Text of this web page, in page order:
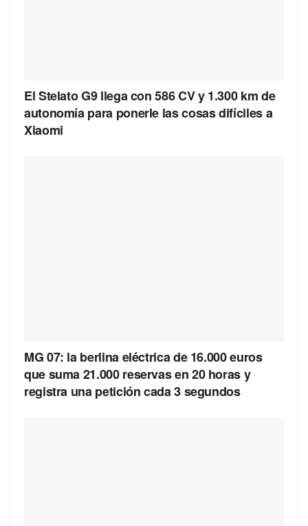
El Stelato G9 llega con 586 CV y 1.300 km de
autonomía para ponerle las cosas difíciles a
Xiaomi
MG 07: la berlina eléctrica de 16.000 euros
que suma 21.000 reservas en 20 horas y
registra una petición cada 3 segundos